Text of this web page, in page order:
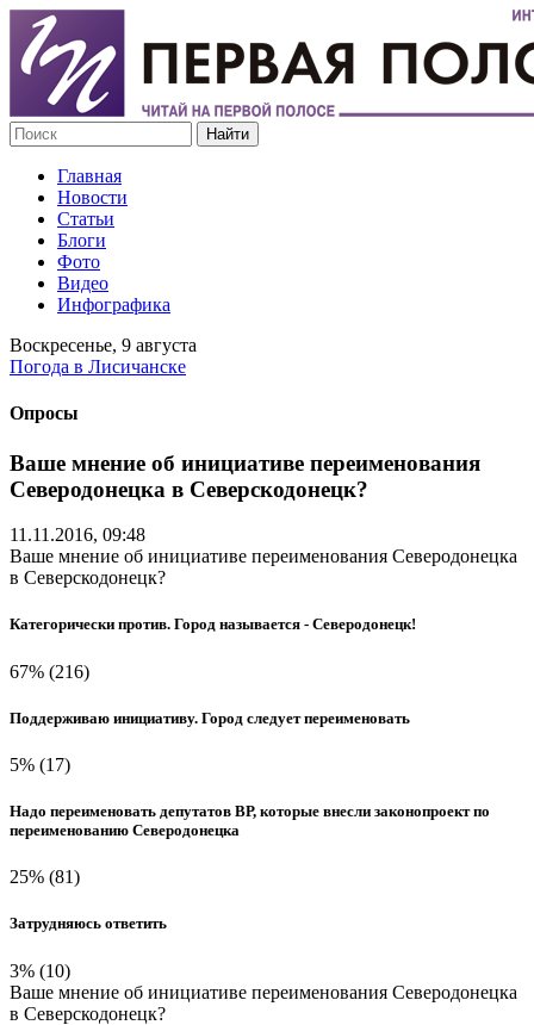
Главная
Новости
Статьи
Блоги
Фото
Видео
Инфографика
Воскресенье, 9 августа
Погода в Лисичанске
Опросы
Ваше мнение об инициативе переименования
Северодонецка в Северскодонецк?
11.11.2016, 09:48
Ваше мнение об инициативе переименования Северодонецка
в Северскодонецк?
Категорически против. Город называется - Северодонецк!
67% (216)
Поддерживаю инициативу. Город следует переименовать
5% (17)
Надо переименовать депутатов ВР, которые внесли законопроект по
переименованию Северодонецка
25% (81)
Затрудняюсь ответить
3% (10)
Ваше мнение об инициативе переименования Северодонецка
в Северскодонецк?